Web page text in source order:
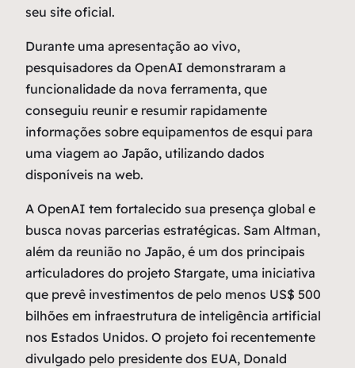
seu site oficial.
Durante uma apresentação ao vivo,
pesquisadores da OpenAI demonstraram a
funcionalidade da nova ferramenta, que
conseguiu reunir e resumir rapidamente
informações sobre equipamentos de esqui para
uma viagem ao Japão, utilizando dados
disponíveis na web.
A OpenAI tem fortalecido sua presença global e
busca novas parcerias estratégicas. Sam Altman,
além da reunião no Japão, é um dos principais
articuladores do projeto Stargate, uma iniciativa
que prevê investimentos de pelo menos US$ 500
bilhões em infraestrutura de inteligência artificial
nos Estados Unidos. O projeto foi recentemente
divulgado pelo presidente dos EUA, Donald